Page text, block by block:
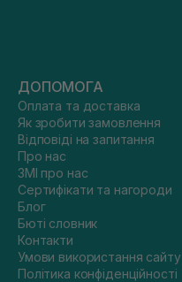
ДОПОМОГА
Оплата та доставка
Як зробити замовлення
Відповіді на запитання
Про нас
ЗМІ про нас
Сертифікати та нагороди
Блог
Бюті словник
Контакти
Умови використання сайту
Політика конфіденційності